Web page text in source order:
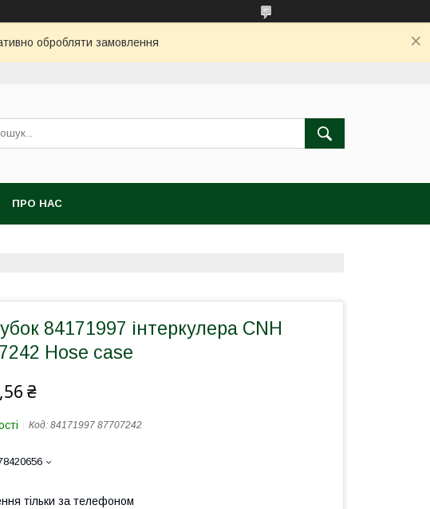
обробляти замовлення
ПРО НАС
84171997 інтеркулера CNH
Hose case
₴
Код: 84171997 87707242
тільки за телефоном